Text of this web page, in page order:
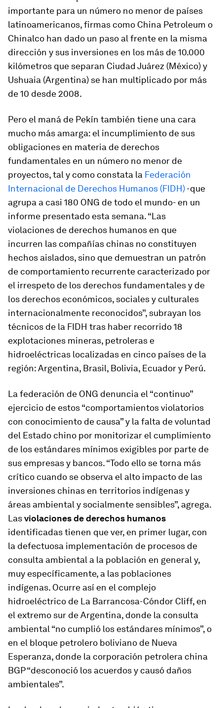
importante para un número no menor de países
latinoamericanos, firmas como China Petroleum o
Chinalco han dado un paso al frente en la misma
dirección y sus inversiones en los más de 10.000
kilómetros que separan Ciudad Juárez (México) y
Ushuaia (Argentina) se han multiplicado por más
de 10 desde 2008.
Pero el maná de Pekín también tiene una cara
mucho más amarga: el incumplimiento de sus
obligaciones en materia de derechos
fundamentales en un número no menor de
proyectos, tal y como constata la Federación
Internacional de Derechos Humanos (FIDH)-que
agrupa a casi 180 ONG de todo el mundo- en un
informe presentado esta semana. “Las
violaciones de derechos humanos en que
incurren las compañías chinas no constituyen
hechos aislados, sino que demuestran un patrón
de comportamiento recurrente caracterizado por
el irrespeto de los derechos fundamentales y de
los derechos económicos, sociales y culturales
internacionalmente reconocidos”, subrayan los
técnicos de la FIDH tras haber recorrido 18
explotaciones mineras, petroleras e
hidroeléctricas localizadas en cinco países de la
región: Argentina, Brasil, Bolivia, Ecuador y Perú.
La federación de ONG denuncia el “continuo”
ejercicio de estos “comportamientos violatorios
con conocimiento de causa” y la falta de voluntad
del Estado chino por monitorizar el cumplimiento
de los estándares mínimos exigibles por parte de
sus empresas y bancos. “Todo ello se torna más
crítico cuando se observa el alto impacto de las
inversiones chinas en territorios indígenas y
áreas ambiental y socialmente sensibles”, agrega.
Lasviolaciones de derechos humanos
identificadas tienen que ver, en primer lugar, con
la defectuosa implementación de procesos de
consulta ambiental a la población en general y,
muy específicamente, a las poblaciones
indígenas. Ocurre así en el complejo
hidroeléctrico de La Barrancosa-Cóndor Cliff, en
el extremo sur de Argentina, donde la consulta
ambiental “no cumplió los estándares mínimos”, o
en el bloque petrolero boliviano de Nueva
Esperanza, donde la corporación petrolera china
BGP “desconoció los acuerdos y causó daños
ambientales”.